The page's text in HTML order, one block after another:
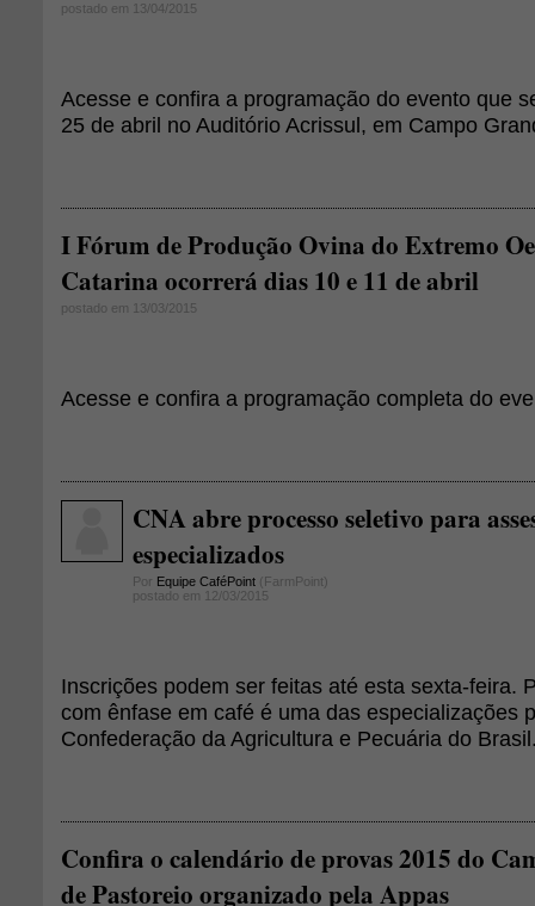
postado em 13/04/2015
Acesse e confira a programação do evento que
25 de abril no Auditório Acrissul, em Campo
I Fórum de Produção Ovina do Extremo
Catarina ocorrerá dias 10 e 11 de abril
postado em 13/03/2015
Acesse e confira a programação completa do
CNA abre processo seletivo para
especializados
Por Equipe CaféPoint (FarmPoint)
postado em 12/03/2015
Inscrições podem ser feitas até esta sexta-feira.
com ênfase em café é uma das especializações
Confederação da Agricultura e Pecuária do
Confira o calendário de provas 2015 do
de Pastoreio organizado pela Appas